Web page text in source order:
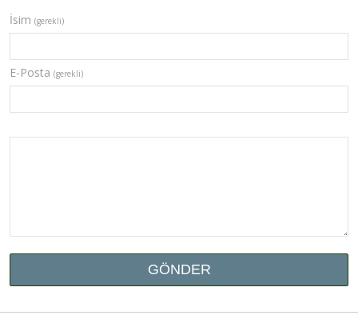
İsim (gerekli)
E-Posta (gerekli)